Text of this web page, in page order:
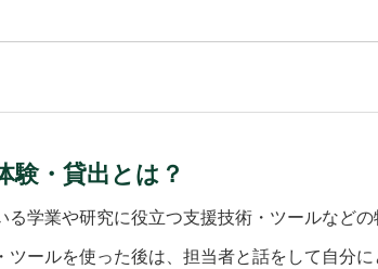
験・貸出とは？
る学業や研究に役立つ支援技術・ツールなど
ツールを使った後は、担当者と話をして自分に